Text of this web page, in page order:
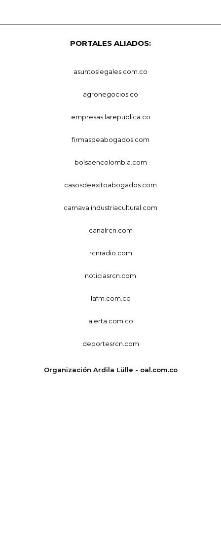
PORTALES ALIADOS:
asuntoslegales.com.co
agronegocios.co
empresas.larepublica.co
firmasdeabogados.com
bolsaencolombia.com
casosdeexitoabogados.com
carnavalindustriacultural.com
canalrcn.com
rcnradio.com
noticiasrcn.com
lafm.com.co
alerta.com.co
deportesrcn.com
Organización Ardila Lülle - oal.com.co